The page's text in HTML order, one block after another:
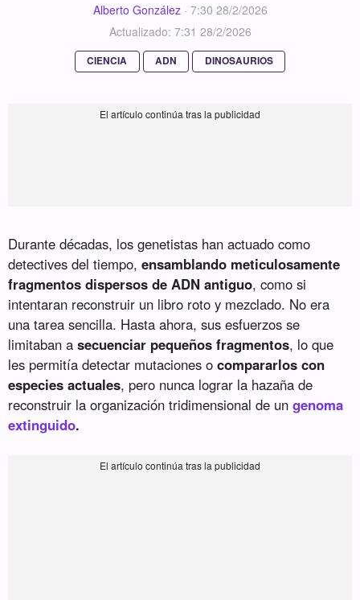
Alberto González· 7:30 28/2/2026
Actualizado: 7:31 28/2/2026
CIENCIA ADN DINOSAURIOS
Durante décadas, los genetistas han actuado como
detectives del tiempo,ensamblando meticulosamente
fragmentos dispersos de ADN antiguo, como si
intentaran reconstruir un libro roto y mezclado. No era
una tarea sencilla. Hasta ahora, sus esfuerzos se
limitaban asecuenciar pequeños fragmentos, lo que
les permitía detectar mutaciones o compararlos con
especies actuales, pero nunca lograr la hazaña de
reconstruir la organización tridimensional de ungenoma
extinguido.